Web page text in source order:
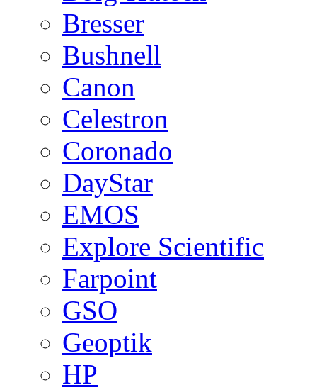
Bresser
Bushnell
Canon
Celestron
Coronado
DayStar
EMOS
Explore Scientific
Farpoint
GSO
Geoptik
HP